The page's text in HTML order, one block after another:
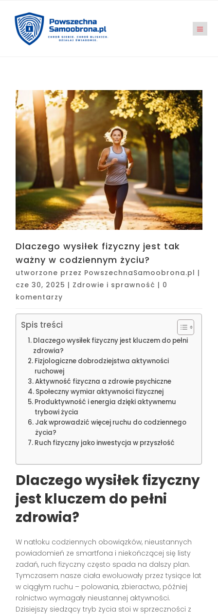
Dlaczego wysiłek fizyczny jest tak
ważny w codziennym życiu?
utworzone przez PowszechnaSamoobrona.pl |
cze 30, 2025 | Zdrowie i sprawność | 0
komentarzy
Spis treści
Dlaczego wysiłek fizyczny jest kluczem do pełni
zdrowia?
Fizjologiczne dobrodziejstwa aktywności
ruchowej
Aktywność fizyczna a zdrowie psychiczne
Społeczny wymiar aktywności fizycznej
Produktywność i energia dzięki aktywnemu
trybowi życia
Jak wprowadzić więcej ruchu do codziennego
życia?
Ruch fizyczny jako inwestycja w przyszłość
Dlaczego wysiłek fizyczny
jest kluczem do pełni
zdrowia?
W natłoku codziennych obowiązków, nieustannych
powiadomień ze smartfona i niekończącej się listy
zadań, ruch fizyczny często spada na dalszy plan.
Tymczasem nasze ciała ewoluowały przez tysiące lat
w ciągłym ruchu – polowania, zbieractwo, później
rolnictwo wymagały nieustannej aktywności.
Dzisiejszy siedzący tryb życia stoi w sprzeczności z